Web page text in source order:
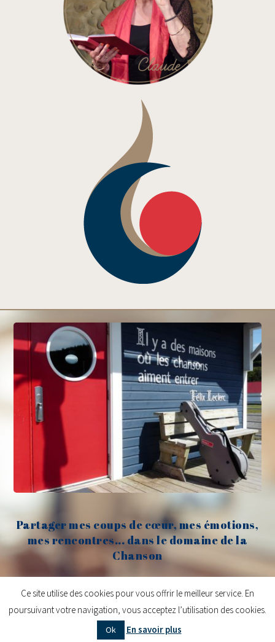
Partager mes coups de cœur, mes émotions,
mes rencontres... dans le domaine de la
Chanson
Claude Fèvre
Claude Fèvre | Chanter c'est lancer des balles
centifoliae|Mentions légales|Contact
Ce site utilise des cookies pour vous offrir le meilleur service. En
poursuivant votre navigation, vous acceptez l’utilisation des cookies.
Ok En savoir plus